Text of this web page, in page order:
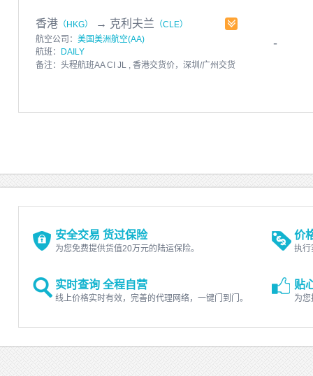
有效期至：2017-03-20
香港 （HKG） → 克利夫兰 （CLE）
航空公司： 美国美洲航空(AA)
航班：
DAILY
备注：头程航班AA CI JL , 香港交货价，深圳/广州交货
-
安全交易 货过保险
为您免费提供货值20万元的陆运保险。
价
执行
实时查询 全程自营
线上价格实时有效，完善的代理网络，一键门到门。
贴
为